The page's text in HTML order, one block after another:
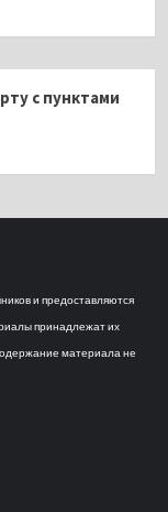
с пунктами
и предоставляются
принадлежат их
материала не